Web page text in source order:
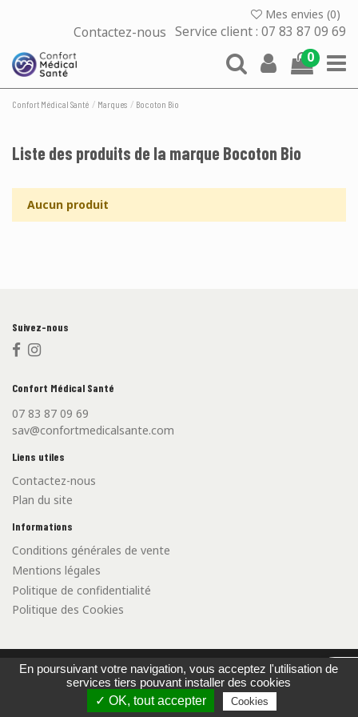
Mes envies (0)
Contactez-nous Service client : 07 83 87 09 69
0
Confort Médical Santé Marques Bocoton Bio
Liste des produits de la marque Bocoton Bio
Aucun produit
Informations
Conditions générales de vente
Mentions légales
Politique de confidentialité
Politique des Cookies
Liens utiles
Contactez-nous
Plan du site
Confort Médical Santé
07 83 87 09 69
sav@confortmedicalsante.com
Suivez-nous
©2021 Confort Médical Santé - Créé par l'Agence Web Cibleweb
Carte Bancaire
Virement Bancaire
En poursuivant votre navigation, vous acceptez l'utilisation de
services tiers pouvant installer des cookies
✓ OK, tout accepter
Cookies